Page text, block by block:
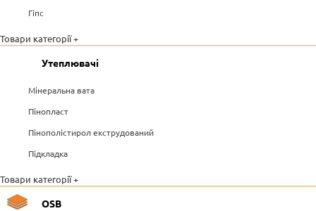
Гіпс
Товари категорії +
Утеплювачі
Мінеральна вата
Пінопласт
Пінополістирол екструдований
Підкладка
Товари категорії +
OSB